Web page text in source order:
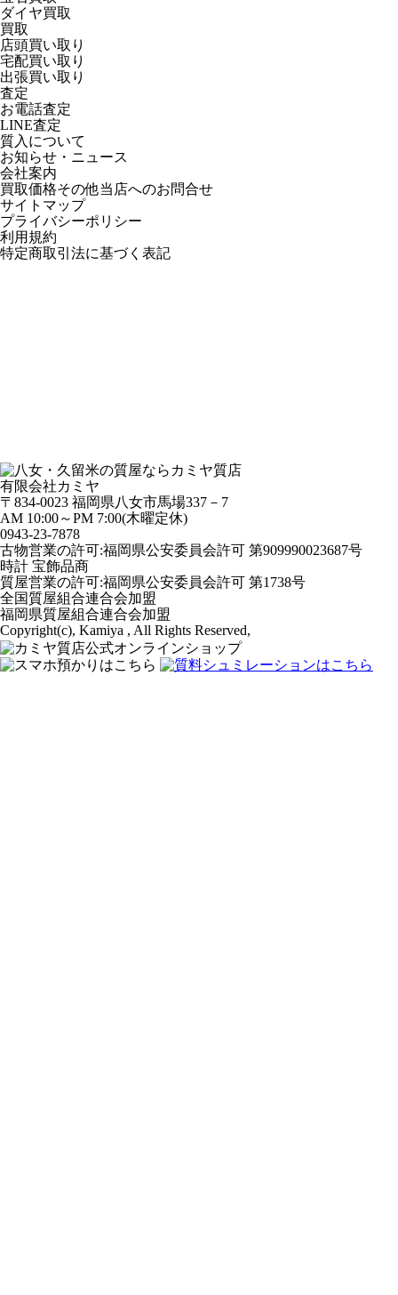
ダイヤ買取
買取
店頭買い取り
宅配買い取り
出張買い取り
査定
お電話査定
LINE査定
質入について
お知らせ・ニュース
会社案内
買取価格その他当店へのお問合せ
サイトマップ
プライバシーポリシー
利用規約
特定商取引法に基づく表記
有限会社カミヤ
〒834-0023 福岡県八女市馬場337－7
AM 10:00～PM 7:00(木曜定休)
0943-23-7878
古物営業の許可:福岡県公安委員会許可 第909990023687号
時計 宝飾品商
質屋営業の許可:福岡県公安委員会許可 第1738号
全国質屋組合連合会加盟
福岡県質屋組合連合会加盟
Copyright(c), Kamiya , All Rights Reserved,